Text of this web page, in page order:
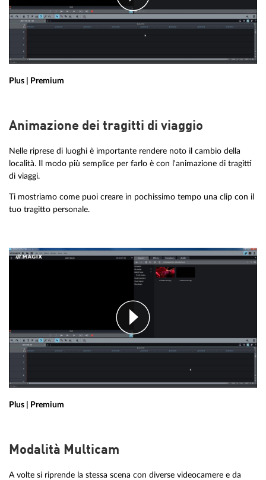
Plus | Premium
Animazione dei tragitti di viaggio
Nelle riprese di luoghi è importante rendere noto il cambio della
località. Il modo più semplice per farlo è con l'animazione di tragitti
di viaggi.
Ti mostriamo come puoi creare in pochissimo tempo una clip con il
tuo tragitto personale.
Plus | Premium
Modalità Multicam
A volte si riprende la stessa scena con diverse videocamere e da